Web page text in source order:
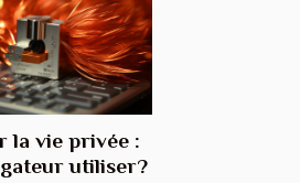
la vie privée :
utiliser?